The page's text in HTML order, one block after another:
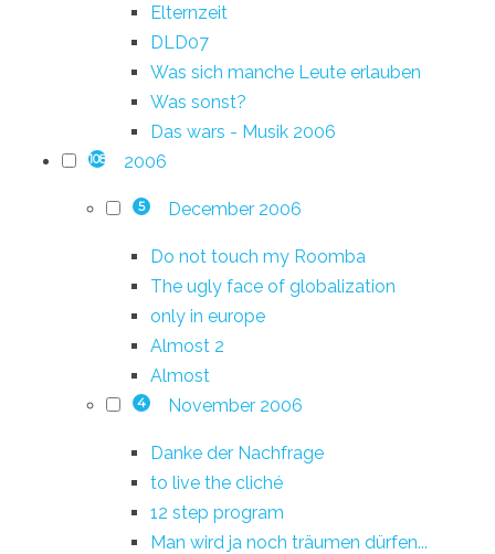
Elternzeit
DLD07
Was sich manche Leute erlauben
Was sonst?
Das wars - Musik 2006
108 2006
5 December 2006
Do not touch my Roomba
The ugly face of globalization
only in europe
Almost 2
Almost
4 November 2006
Danke der Nachfrage
to live the cliché
12 step program
Man wird ja noch träumen dürfen...